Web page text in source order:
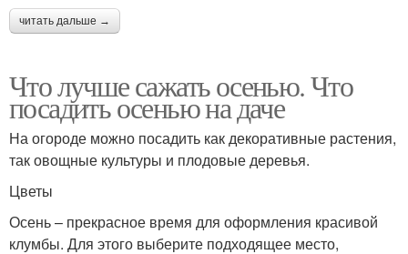
читать дальше →
Что лучше сажать осенью. Что
посадить осенью на даче
На огороде можно посадить как декоративные растения,
так овощные культуры и плодовые деревья.
Цветы
Осень – прекрасное время для оформления красивой
клумбы. Для этого выберите подходящее место,